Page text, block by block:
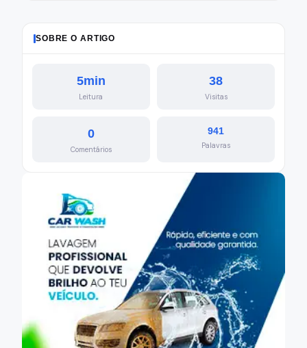
SOBRE O ARTIGO
5min
Leitura
38
Visitas
0
Comentários
941
Palavras